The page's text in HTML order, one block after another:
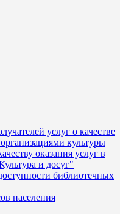
услуг о качестве
культуры
оказания услуг в
и досуг"
библиотечных
населения